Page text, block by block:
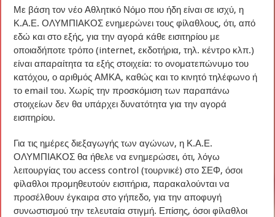
Με βάση τον νέο Αθλητικό Νόμο που ήδη είναι σε ισχύ, η
Κ.Α.Ε. ΟΛΥΜΠΙΑΚΟΣ ενημερώνει τους φίλαθλους, ότι, από
εδώ και στο εξής, για την αγορά κάθε εισιτηρίου με
οποιαδήποτε τρόπο (internet, εκδοτήρια, τηλ. κέντρο κλπ.)
είναι απαραίτητα τα εξής στοιχεία: το ονοματεπώνυμο του
κατόχου, ο αριθμός ΑΜΚΑ, καθώς και το κινητό τηλέφωνο ή
το email του. Χωρίς την προσκόμιση των παραπάνω
στοιχείων δεν θα υπάρχει δυνατότητα για την αγορά
εισιτηρίου.
Για τις ημέρες διεξαγωγής των αγώνων, η Κ.Α.Ε.
ΟΛΥΜΠΙΑΚΟΣ θα ήθελε να ενημερώσει, ότι, λόγω
λειτουργίας του access control (τουρνικέ) στο ΣΕΦ, όσοι
φίλαθλοι προμηθευτούν εισιτήρια, παρακαλούνται να
προσέλθουν έγκαιρα στο γήπεδο, για την αποφυγή
συνωστισμού την τελευταία στιγμή. Επίσης, όσοι φίλαθλοι